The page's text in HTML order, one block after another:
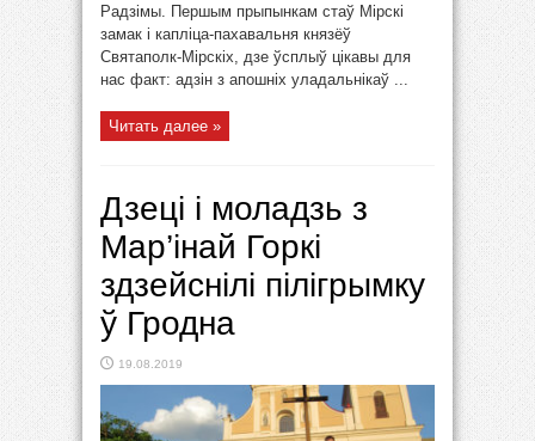
Радзімы. Першым прыпынкам стаў Мірскі
замак і капліца-пахавальня князёў
Святаполк-Мірскіх, дзе ўсплыў цікавы для
нас факт: адзін з апошніх уладальнікаў ...
Читать далее »
Дзеці і моладзь з
Мар’інай Горкі
здзейснілі пілігрымку
ў Гродна
19.08.2019